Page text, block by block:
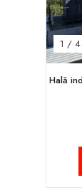
1 / 4
Hală